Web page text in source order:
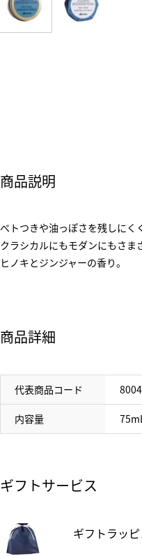
商品説明
べトつきや油っぽさを残しにく
クラシカルにもモダンにもさま
ヒノキとジンジャーの香り。
商品詳細
代表商品コード
内容量
ギフトサービス
ギフトラッ